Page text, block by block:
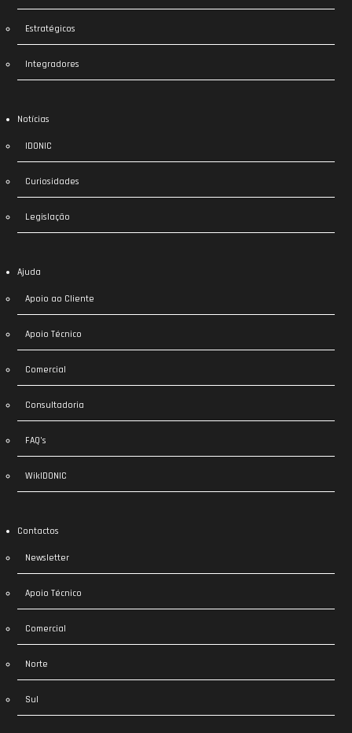
Estratégicos
Integradores
Notícias
IDONIC
Curiosidades
Legislação
Ajuda
Apoio ao Cliente
Apoio Técnico
Comercial
Consultadoria
FAQ’s
WikIDONIC
Contactos
Newsletter
Apoio Técnico
Comercial
Norte
Sul